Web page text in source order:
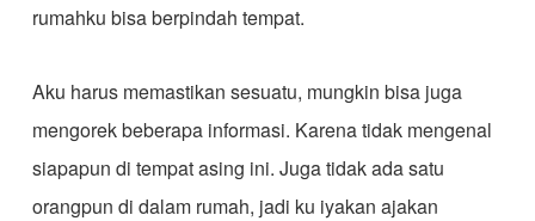
rumahku bisa berpindah tempat.
Aku harus memastikan sesuatu, mungkin bisa juga
mengorek beberapa informasi. Karena tidak mengenal
siapapun di tempat asing ini. Juga tidak ada satu
orangpun di dalam rumah, jadi ku iyakan ajakan